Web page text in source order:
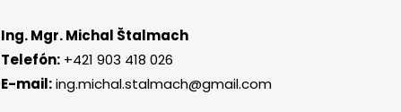
Ing. Mgr. Michal Štalmach
Telefón: +421 903 418 026
E-mail: ing.michal.stalmach@gmail.com